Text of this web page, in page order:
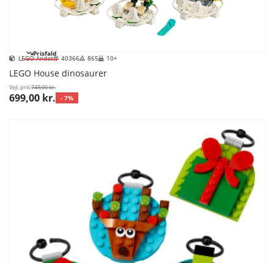
Prisfald
LEGO Andet 40366 865 10+
LEGO House dinosaurer
Vejl. pris749,00 kr.
699,00 kr. - 7%